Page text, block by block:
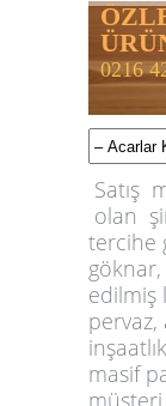
0216
Satış
olan
tercihe
edilmiş
pervaz,
masif
müşteri